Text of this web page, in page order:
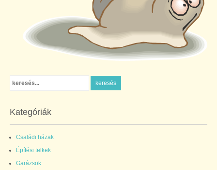
Kategóriák
Családi házak
Építési telkek
Garázsok